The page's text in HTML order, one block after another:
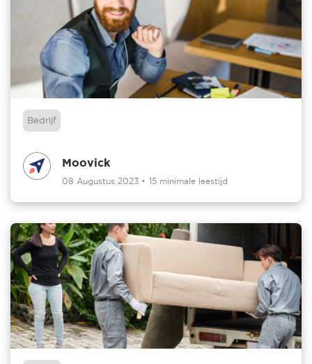
Bedrijf
Moovick
08 Augustus 2023 • 15 minimale leestijd